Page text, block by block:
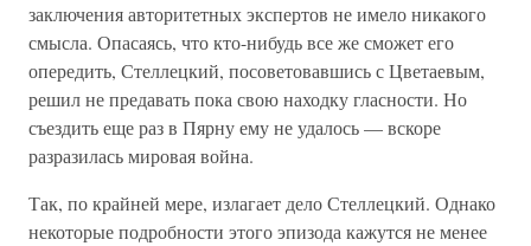
заключения авторитетных экспертов не имело никакого
смысла. Опасаясь, что кто-нибудь все же сможет его
опередить, Стеллецкий, посоветовавшись с Цветаевым,
решил не предавать пока свою находку гласности. Но
съездить еще раз в Пярну ему не удалось — вскоре
разразилась мировая война.
Так, по крайней мере, излагает дело Стеллецкий. Однако
некоторые подробности этого эпизода кажутся не менее